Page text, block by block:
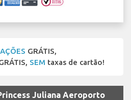
GRÁTIS,
SEM taxas de cartão!
Juliana Aeroporto